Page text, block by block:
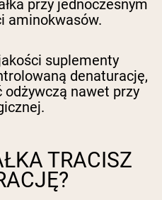
przy jednoczesnym
aminokwasów.
suplementy
denaturację,
nawet przy
TRACISZ